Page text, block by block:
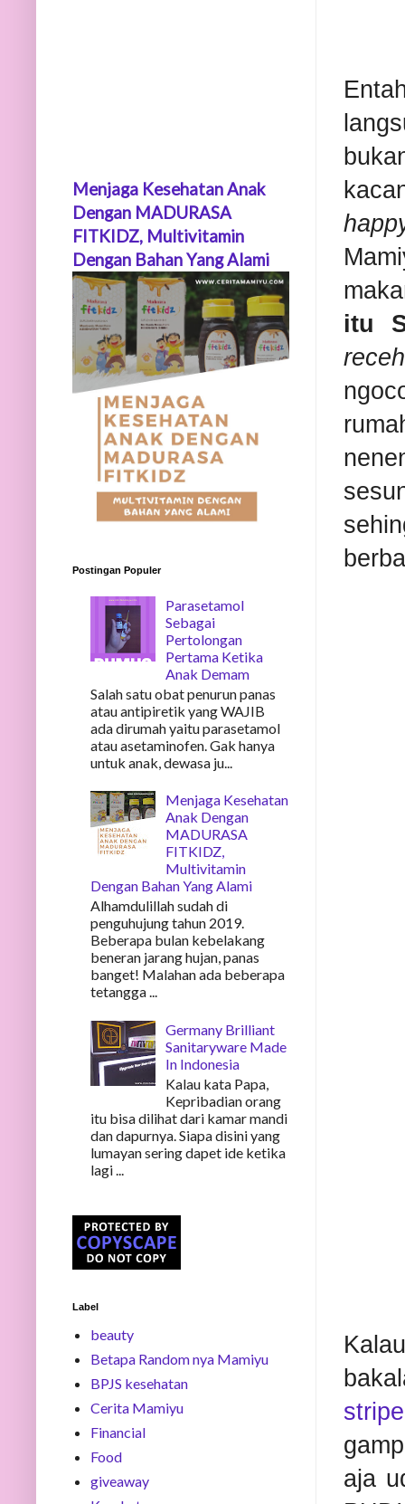
itu
receh
stripe
aja
Menjaga Kesehatan Anak
Dengan MADURASA
FITKIDZ, Multivitamin
Dengan Bahan Yang Alami
Postingan Populer
Parasetamol
Sebagai
Pertolongan
Pertama Ketika
Anak Demam
Salah satu obat penurun panas
atau antipiretik yang WAJIB
ada dirumah yaitu parasetamol
atau asetaminofen. Gak hanya
untuk anak, dewasa ju...
Menjaga Kesehatan
Anak Dengan
MADURASA
FITKIDZ,
Multivitamin
Dengan Bahan Yang Alami
Alhamdulillah sudah di
penguhujung tahun 2019.
Beberapa bulan kebelakang
beneran jarang hujan, panas
banget! Malahan ada beberapa
tetangga ...
Germany Brilliant
Sanitaryware Made
In Indonesia
Kalau kata Papa,
Kepribadian orang
itu bisa dilihat dari kamar mandi
dan dapurnya. Siapa disini yang
lumayan sering dapet ide ketika
lagi ...
Label
beauty
Betapa Random nya Mamiyu
BPJS kesehatan
Cerita Mamiyu
Financial
Food
giveaway